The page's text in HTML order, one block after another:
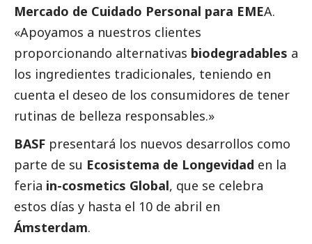
Mercado de Cuidado Personal para EMEA.
«Apoyamos a nuestros clientes
proporcionando alternativas biodegradables a
los ingredientes tradicionales, teniendo en
cuenta el deseo de los consumidores de tener
rutinas de belleza responsables.»
BASF presentará los nuevos desarrollos como
parte de su Ecosistema de Longevidad en la
feria in-cosmetics Global, que se celebra
estos días y hasta el 10 de abril en
Ámsterdam.